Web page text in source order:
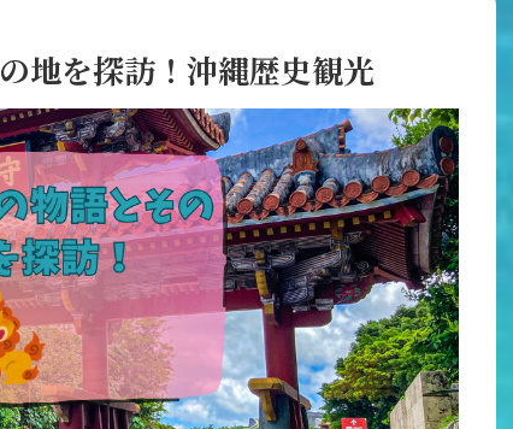
地を探訪！沖縄歴史観光